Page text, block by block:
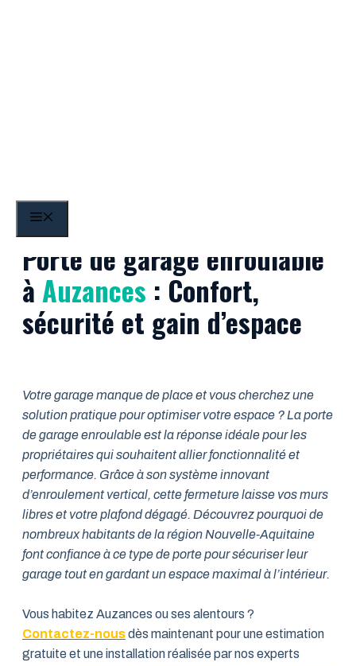
Porte de garage enroulable
à Auzances : Confort,
sécurité et gain d’espace
Votre garage manque de place et vous cherchez une
solution pratique pour optimiser votre espace ? La porte
de garage enroulable est la réponse idéale pour les
propriétaires qui souhaitent allier fonctionnalité et
performance. Grâce à son système innovant
d’enroulement vertical, cette fermeture laisse vos murs
libres et votre plafond dégagé. Découvrez pourquoi de
nombreux habitants de la région Nouvelle-Aquitaine
font confiance à ce type de porte pour sécuriser leur
garage tout en gardant un espace maximal à l’intérieur.
Vous habitez Auzances ou ses alentours ?
Contactez-nousdès maintenant pour une estimation
gratuite et une installation réalisée par nos experts